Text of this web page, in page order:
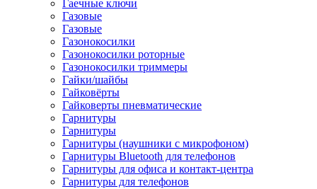
Гаечные ключи
Газовые
Газовые
Газонокосилки
Газонокосилки роторные
Газонокосилки триммеры
Гайки/шайбы
Гайковёрты
Гайковерты пневматические
Гарнитуры
Гарнитуры
Гарнитуры (наушники с микрофоном)
Гарнитуры Bluetooth для телефонов
Гарнитуры для офиса и контакт-центра
Гарнитуры для телефонов